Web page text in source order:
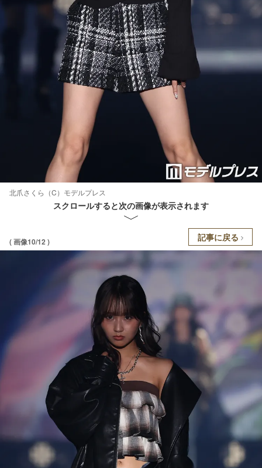
北爪さくら（C）モデルプレス
スクロールすると次の画像が表示されます
( 画像10/12 ) 記事に戻る